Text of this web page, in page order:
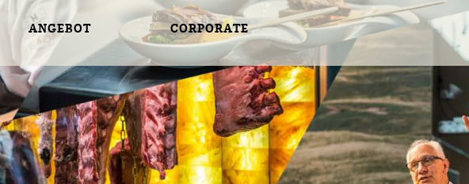
ANGEBOT CORPORATE